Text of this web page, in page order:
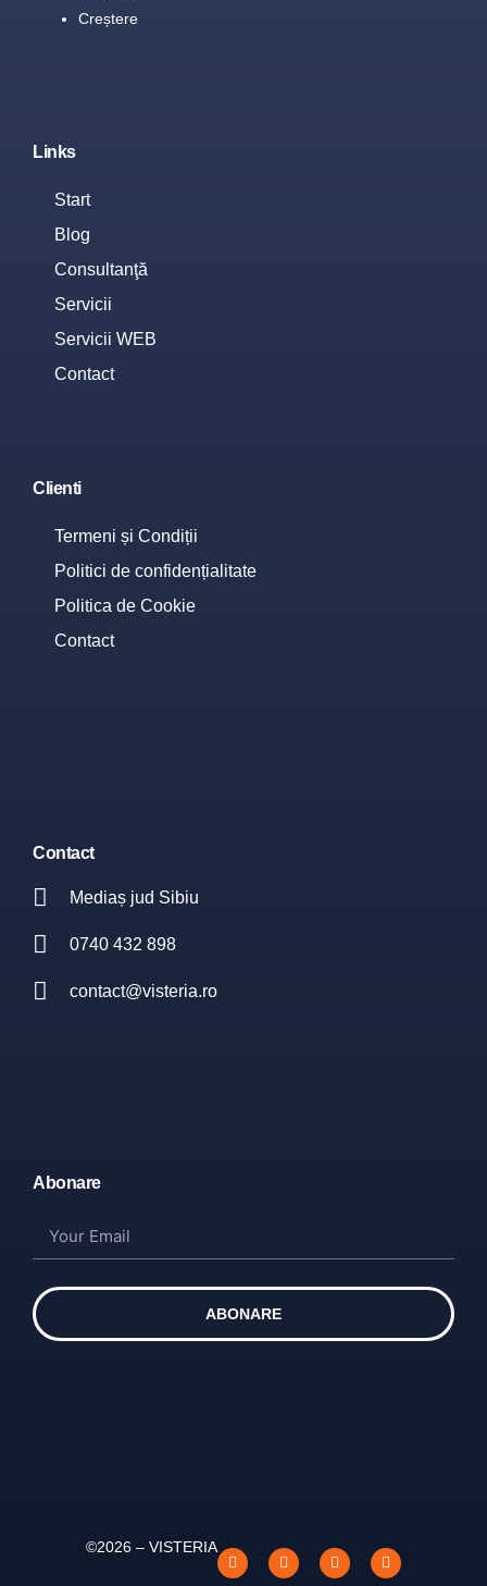
Creștere
Links
Start
Blog
Consultanţă
Servicii
Servicii WEB
Contact
Clienti
Termeni și Condiții
Politici de confidențialitate
Politica de Cookie
Contact
Contact
Mediaș jud Sibiu
0740 432 898
contact@visteria.ro
Abonare
ABONARE
©2026 – VISTERIA